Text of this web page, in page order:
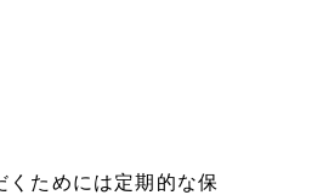
ためには定期的な保